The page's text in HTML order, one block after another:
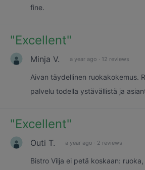
fine.
"Excellent"
Minja V. a year ago · 12 reviews
Aivan täydellinen ruokakokemus.
palvelu todella ystävällistä ja
"Excellent"
Outi T. a year ago · 2 reviews
Bistro Vilja ei petä koskaan: